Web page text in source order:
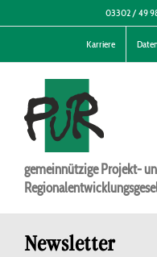
Inhalt
03302 / 49
Karriere
gemeinnützige Projekt-
Newsletter